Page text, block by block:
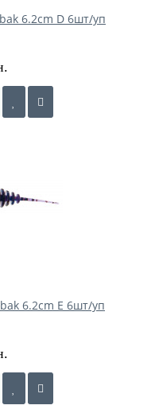
6.2cm D 6шт/уп
6.2cm E 6шт/уп